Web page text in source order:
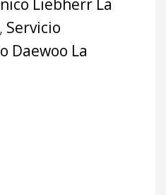
Liebherr La
, Servicio
Daewoo La